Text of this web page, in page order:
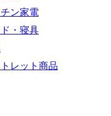
ン家電
・寝具
レット商品